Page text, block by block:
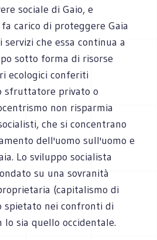
sociale di Gaio, e
carico di proteggere Gaia
servizi che essa continua a
sotto forma di risorse
ecologici conferiti
sfruttatore privato o
non risparmia
che si concentrano
dell'uomo sull'uomo e
Lo sviluppo socialista
su una sovranità
(capitalismo di
spietato nei confronti di
lo sia quello occidentale.